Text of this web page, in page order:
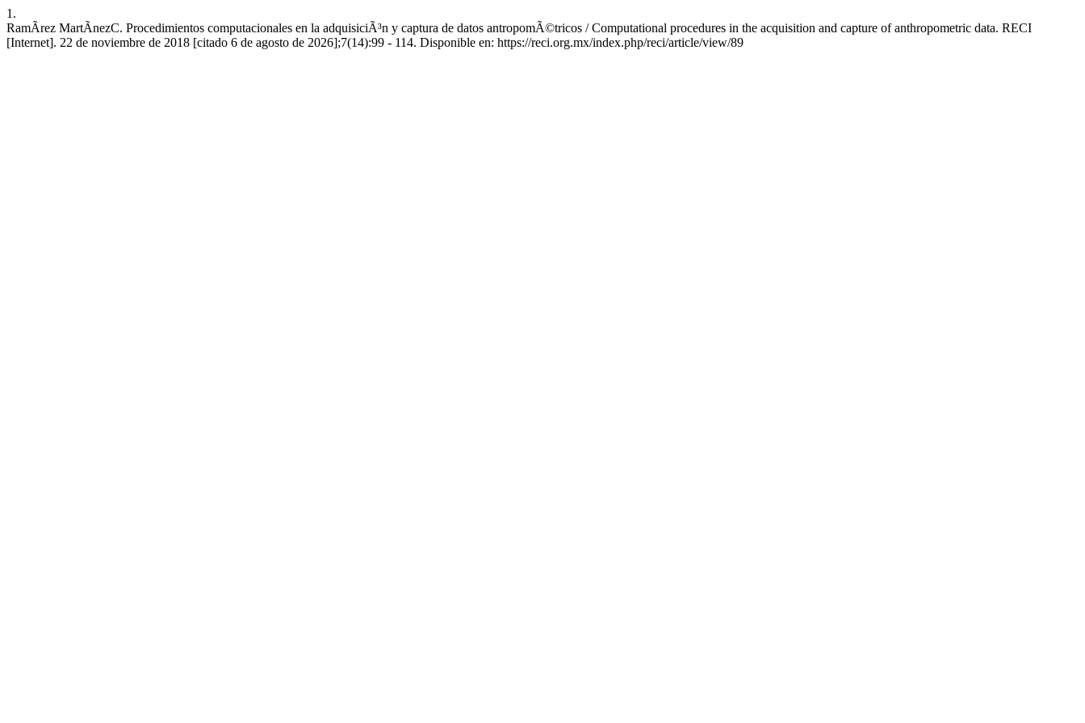
1.
RamÃ­rez MartÃ­nezC. Procedimientos computacionales en la adquisiciÃ³n y captura de datos antropomÃ©tricos / Computational procedures in the acquisition and capture of anthropometric data. RECI
[Internet]. 22 de noviembre de 2018 [citado 6 de agosto de 2026];7(14):99 - 114. Disponible en: https://reci.org.mx/index.php/reci/article/view/89